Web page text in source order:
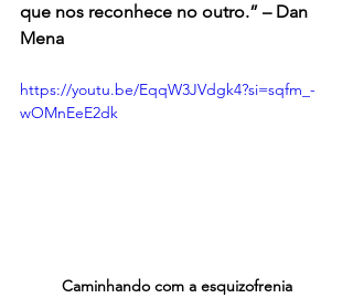
que nos reconhece no outro.” – Dan
Mena
https://youtu.be/EqqW3JVdgk4?si=sqfm_-
wOMnEeE2dk
Caminhando com a esquizofrenia